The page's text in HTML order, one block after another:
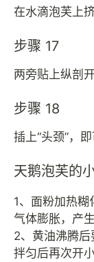
在水滴泡芙上
步骤 17
两旁贴上纵剖
步骤 18
插上“头颈”，
天鹅泡芙的
1、面粉加热
气体膨胀，产
2、黄油沸腾后
拌匀后再次开